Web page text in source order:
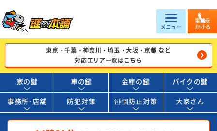
メニュー
電話を
かける
東京・千葉・神奈川・埼玉・大阪・京都 など
対応エリア一覧はこちら
家の鍵 車の鍵 金庫の鍵 バイクの鍵
事務所･店舗 防犯対策 徘徊防止対策 大家さん